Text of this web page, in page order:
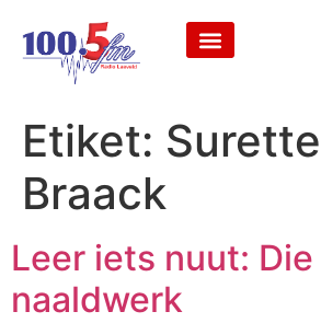
Etiket: Surette
Braack
Leer iets nuut:
naaldwerk